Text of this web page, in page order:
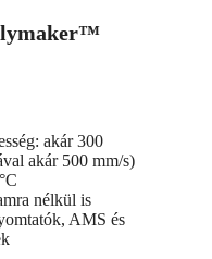
akár 300
akár 500 mm/s)
nélkül is
AMS és